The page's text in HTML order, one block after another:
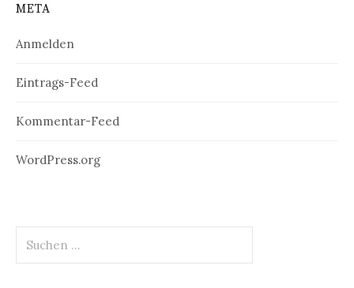
META
Anmelden
Eintrags-Feed
Kommentar-Feed
WordPress.org
nach: